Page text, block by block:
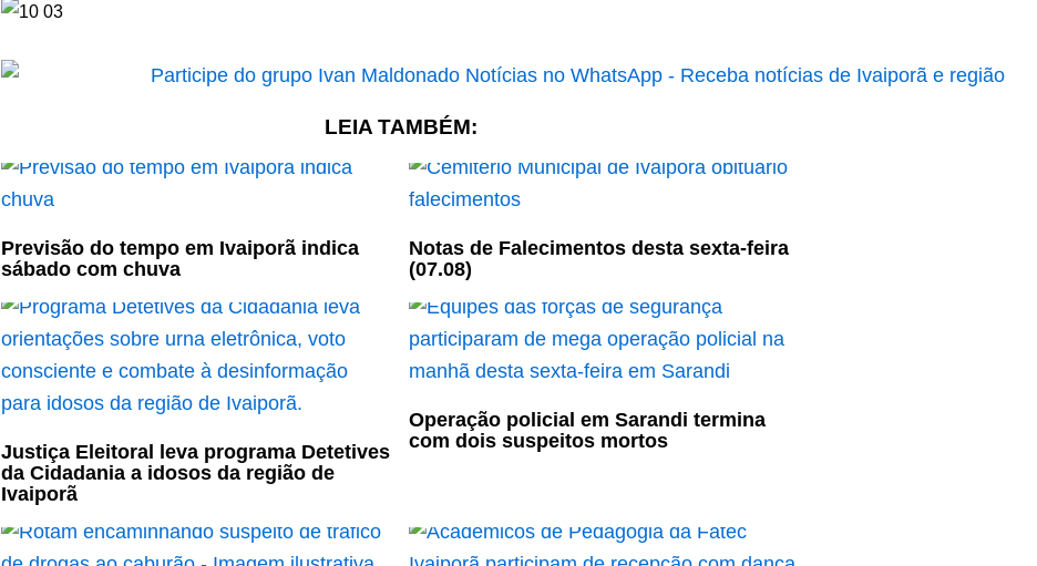
LEIA TAMBÉM:
Previsão do tempo em Ivaiporã indica
sábado com chuva
Notas de Falecimentos desta sexta-feira
(07.08)
Justiça Eleitoral leva programa Detetives
da Cidadania a idosos da região de
Ivaiporã
Operação policial em Sarandi termina
com dois suspeitos mortos